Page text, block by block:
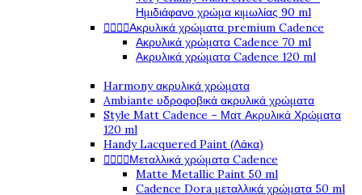
Ημιδιάφανο χρώμα κιμωλίας 90 ml
Ακρυλικά χρώματα premium Cadence
Ακρυλικά χρώματα Cadence 70 ml
Ακρυλικά χρώματα Cadence 120 ml
Harmony ακρυλικά χρώματα
Ambiante υδροφοβικά ακρυλικά χρώματα
Style Matt Cadence – Ματ Ακρυλικά Χρώματα
120 ml
Handy Lacquered Paint (Λάκα)
Μεταλλικά χρώματα Cadence
Matte Metallic Paint 50 ml
Cadence Dora μεταλλικά χρώματα 50 ml